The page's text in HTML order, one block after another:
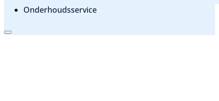
Onderhoudsservice